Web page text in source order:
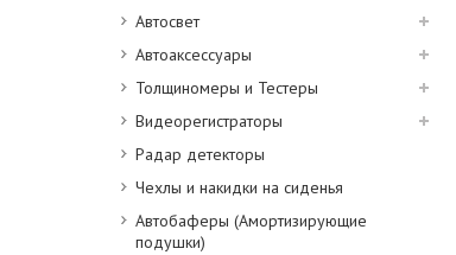
Автосвет
Автоаксессуары
Толщиномеры и Тестеры
Видеорегистраторы
Радар детекторы
Чехлы и накидки на сиденья
Автобаферы (Амортизирующие
подушки)